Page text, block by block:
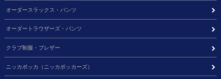
オーダースラックス・パンツ
オーダートラウザーズ・パンツ
クラブ制服・ブレザー
ニッカポッカ（ニッカボッカーズ）